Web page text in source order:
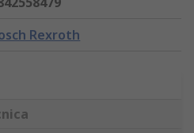
Rexroth